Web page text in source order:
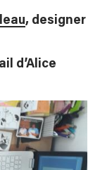
, designer
d’Alice